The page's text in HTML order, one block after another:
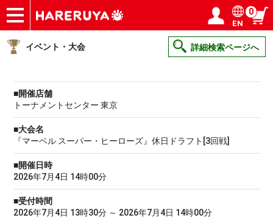
ショップ
買取
記事
デッキ検索
デッキ構築
選手一覧
店舗一覧
イベント
ヘルプ
お問い合わせ ログイン／会員登録
EN
0
イベント・大会 詳細検索ページへ
■開催店舗
トーナメントセンター 東京
■大会名
『マーベル スーパー・ヒーローズ』休日ドラフト[3回戦]
■開催日時
2026年7月4日 14時00分
■受付時間
2026年7月4日 13時30分 ～ 2026年7月4日 14時00分